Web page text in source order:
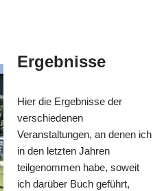
Ergebnisse
Hier die Ergebnisse der
verschiedenen
Veranstaltungen, an denen ich
in den letzten Jahren
teilgenommen habe, soweit
ich darüber Buch geführt,